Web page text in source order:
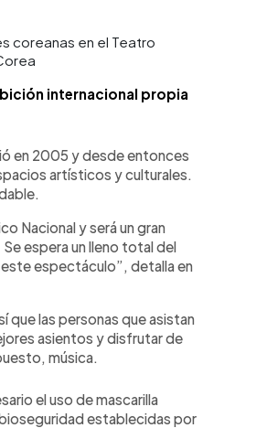
coreanas en el Teatro
internacional propia
en 2005 y desde entonces
artísticos y culturales.
Nacional y será un gran
espera un lleno total del
espectáculo”, detalla en
que las personas que asistan
asientos y disfrutar de
música.
el uso de mascarilla
establecidas por